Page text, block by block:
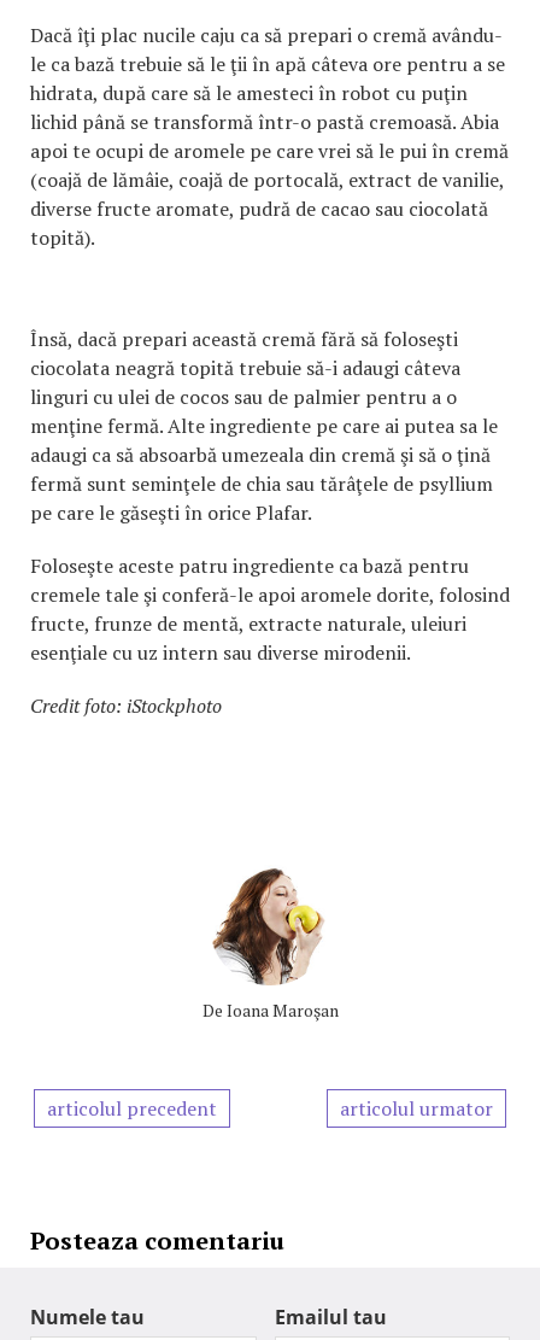
Dacă îţi plac nucile caju ca să prepari o cremă avându-
le ca bază trebuie să le ţii în apă câteva ore pentru a se
hidrata, după care să le amesteci în robot cu puţin
lichid până se transformă într-o pastă cremoasă. Abia
apoi te ocupi de aromele pe care vrei să le pui în cremă
(coajă de lămâie, coajă de portocală, extract de vanilie,
diverse fructe aromate, pudră de cacao sau ciocolată
topită).
Însă, dacă prepari această cremă fără să foloseşti
ciocolata neagră topită trebuie să-i adaugi câteva
linguri cu ulei de cocos sau de palmier pentru a o
menţine fermă. Alte ingrediente pe care ai putea sa le
adaugi ca să absoarbă umezeala din cremă şi să o ţină
fermă sunt seminţele de chia sau tărâţele de psyllium
pe care le găseşti în orice Plafar.
Foloseşte aceste patru ingrediente ca bază pentru
cremele tale şi conferă-le apoi aromele dorite, folosind
fructe, frunze de mentă, extracte naturale, uleiuri
esenţiale cu uz intern sau diverse mirodenii.
Credit foto: iStockphoto
De Ioana Maroşan
articolul precedent articolul urmator
Posteaza comentariu
Numele tau Emailul tau